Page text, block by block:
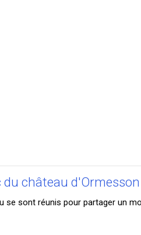
château d'Ormesson
se sont réunis pour partager un